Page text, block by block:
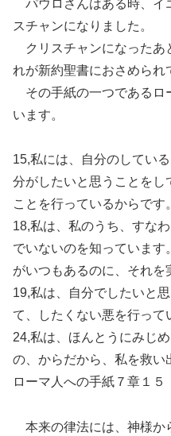
パウロさんはある時、イ
スチャンになりました。
クリスチャンになったあ
れが新約聖書におさめられ
その手紙の一つであるロ
います。
15,私には、自分のしてい
分がしたいと思うことをし
ことを行っているからです。
18,私は、私のうち、すな
でいないのを知っていま
がいつもあるのに、それを
19,私は、自分でしたいと
て、したくない悪を行って
24,私は、ほんとうにみじ
の、からだから、私を救い
ローマ人への手紙７章１
本来の律法には、神様か